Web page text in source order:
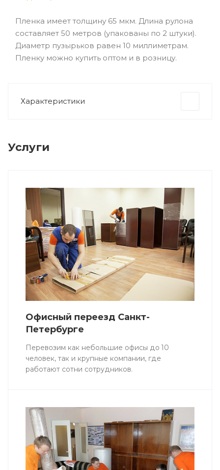
Пленка имеет толщину 65 мкм. Длина рулона
составляет 50 метров (упакованы по 2 штуки).
Диаметр пузырьков равен 10 миллиметрам.
Пленку можно купить оптом и в розницу.
Характеристики
Услуги
Офисный переезд Санкт-
Петербурге
Перевозим как небольшие офисы до 10
человек, так и крупные компании, где
работают сотни сотрудников.